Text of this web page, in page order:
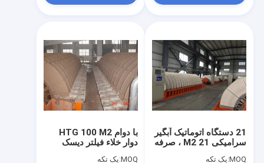
با دوام HTG 100 M2
دوار خلاء فیلتر دیسک
MOQ: یک تکه
21 دستگاه اتوماتیک آبگیر
سرامیکی 21 M2 ، صرفه
MOQ: یک تکه